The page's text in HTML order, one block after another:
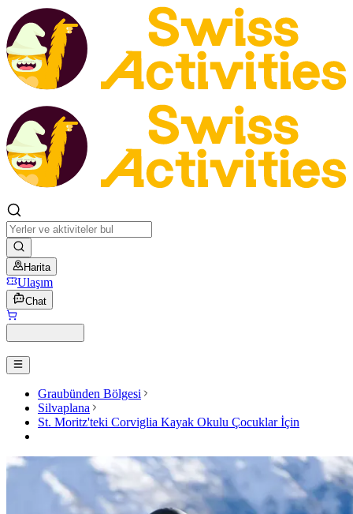
Harita
Ulaşım
Chat
Graubünden Bölgesi
Silvaplana
St. Moritz'teki Corviglia Kayak Okulu Çocuklar İçin